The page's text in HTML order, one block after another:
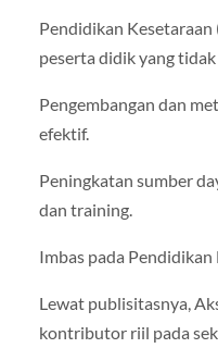
Pendidikan Kesetaraan
peserta didik yang
Pengembangan dan
efektif.
Peningkatan sumber
dan training.
Imbas pada
Lewat publisitasnya,
kontributor riil pada